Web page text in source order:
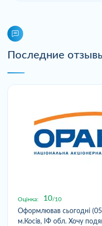
Последние
Оцінка: 10 10
Оформлював сьогодні
м.Косів, ІФ обл. Хочу